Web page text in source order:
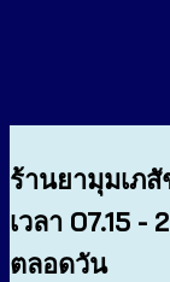
ร้านยามุมเภ
เวลา 07.15
ตลอดวัน